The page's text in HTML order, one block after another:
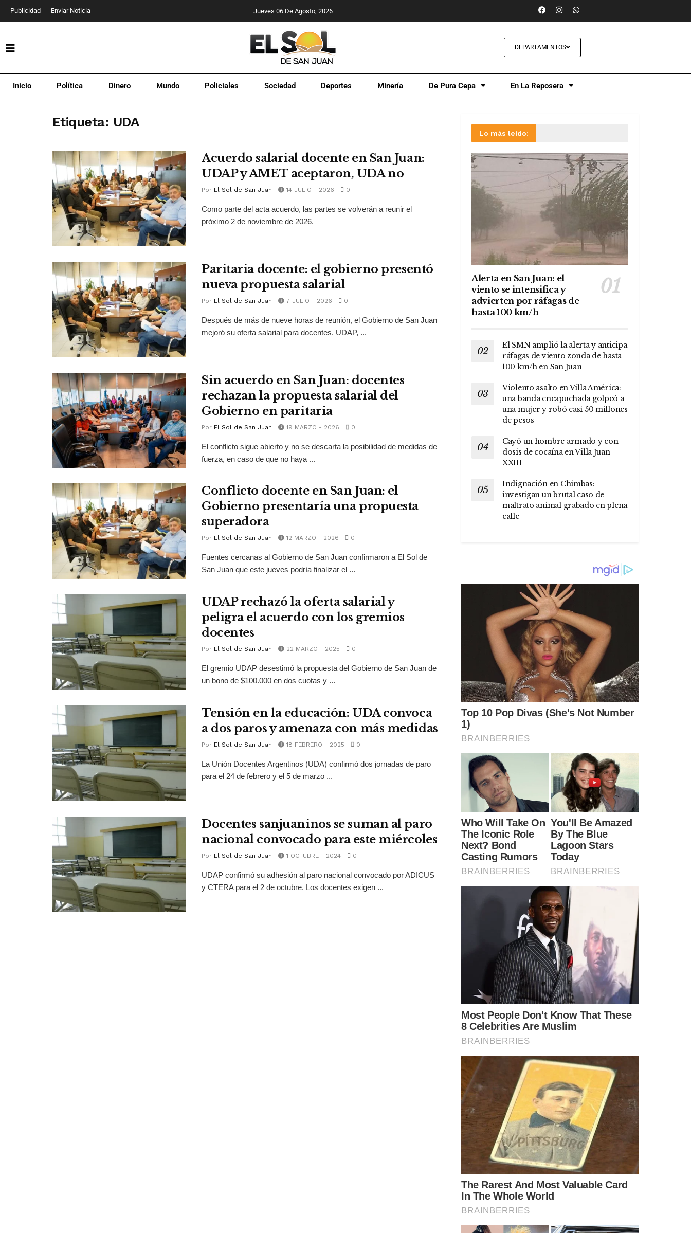
Publicidad Enviar Noticia Jueves 06 De Agosto, 2026
DEPARTAMENTOS
Inicio Política Dinero Mundo Policiales Sociedad Deportes Minería De Pura Cepa En La Reposera
Etiqueta: UDA
Acuerdo salarial docente en San Juan:
UDAP y AMET aceptaron, UDA no
Por El Sol de San Juan 14 JULIO - 2026 0
Como parte del acta acuerdo, las partes se volverán a reunir el
próximo 2 de noviembre de 2026.
Paritaria docente: el gobierno presentó
nueva propuesta salarial
Por El Sol de San Juan 7 JULIO - 2026 0
Después de más de nueve horas de reunión, el Gobierno de San Juan
mejoró su oferta salarial para docentes. UDAP, ...
Sin acuerdo en San Juan: docentes
rechazan la propuesta salarial del
Gobierno en paritaria
Por El Sol de San Juan 19 MARZO - 2026 0
El conflicto sigue abierto y no se descarta la posibilidad de medidas de
fuerza, en caso de que no haya ...
Conflicto docente en San Juan: el
Gobierno presentaría una propuesta
superadora
Por El Sol de San Juan 12 MARZO - 2026 0
Fuentes cercanas al Gobierno de San Juan confirmaron a El Sol de
San Juan que este jueves podría finalizar el ...
UDAP rechazó la oferta salarial y
peligra el acuerdo con los gremios
docentes
Por El Sol de San Juan 22 MARZO - 2025 0
El gremio UDAP desestimó la propuesta del Gobierno de San Juan de
un bono de $100.000 en dos cuotas y ...
Tensión en la educación: UDA convoca
a dos paros y amenaza con más medidas
Por El Sol de San Juan 18 FEBRERO - 2025 0
La Unión Docentes Argentinos (UDA) confirmó dos jornadas de paro
para el 24 de febrero y el 5 de marzo ...
Docentes sanjuaninos se suman al paro
nacional convocado para este miércoles
Por El Sol de San Juan 1 OCTUBRE - 2024 0
UDAP confirmó su adhesión al paro nacional convocado por ADICUS
y CTERA para el 2 de octubre. Los docentes exigen ...
Lo más leído:
Alerta en San Juan: el
viento se intensifica y
advierten por ráfagas de
hasta 100 km/h
El SMN amplió la alerta y anticipa
ráfagas de viento zonda de hasta
100 km/h en San Juan
Violento asalto en Villa América:
una banda encapuchada golpeó a
una mujer y robó casi 50 millones
de pesos
Cayó un hombre armado y con
dosis de cocaína en Villa Juan
XXIII
Indignación en Chimbas:
investigan un brutal caso de
maltrato animal grabado en plena
calle